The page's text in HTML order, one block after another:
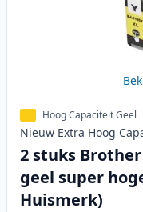
Hoog Capaciteit Geel
Nieuw Extra Hoog
2 stuks
geel super
Huismerk)